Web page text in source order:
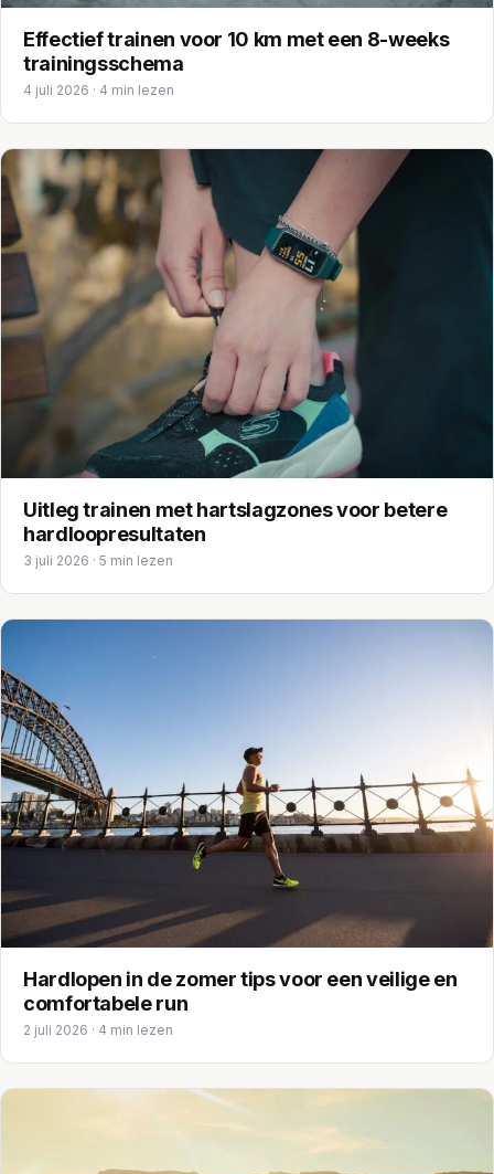
Effectief trainen voor 10 km met een 8-weeks
trainingsschema
4 juli 2026 · 4 min lezen
Uitleg trainen met hartslagzones voor betere
hardloopresultaten
3 juli 2026 · 5 min lezen
Hardlopen in de zomer tips voor een veilige en
comfortabele run
2 juli 2026 · 4 min lezen